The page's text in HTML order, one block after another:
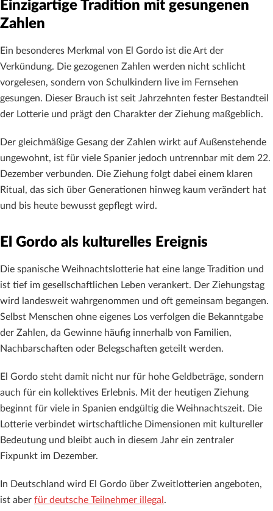
Einzigartige Tradition mit gesungenen
Zahlen
Ein besonderes Merkmal von El Gordo ist die Art der
Verkündung. Die gezogenen Zahlen werden nicht schlicht
vorgelesen, sondern von Schulkindern live im Fernsehen
gesungen. Dieser Brauch ist seit Jahrzehnten fester Bestandteil
der Lotterie und prägt den Charakter der Ziehung maßgeblich.
Der gleichmäßige Gesang der Zahlen wirkt auf Außenstehende
ungewohnt, ist für viele Spanier jedoch untrennbar mit dem 22.
Dezember verbunden. Die Ziehung folgt dabei einem klaren
Ritual, das sich über Generationen hinweg kaum verändert hat
und bis heute bewusst gepflegt wird.
El Gordo als kulturelles Ereignis
Die spanische Weihnachtslotterie hat eine lange Tradition und
ist tief im gesellschaftlichen Leben verankert. Der Ziehungstag
wird landesweit wahrgenommen und oft gemeinsam begangen.
Selbst Menschen ohne eigenes Los verfolgen die Bekanntgabe
der Zahlen, da Gewinne häufig innerhalb von Familien,
Nachbarschaften oder Belegschaften geteilt werden.
El Gordo steht damit nicht nur für hohe Geldbeträge, sondern
auch für ein kollektives Erlebnis. Mit der heutigen Ziehung
beginnt für viele in Spanien endgültig die Weihnachtszeit. Die
Lotterie verbindet wirtschaftliche Dimensionen mit kultureller
Bedeutung und bleibt auch in diesem Jahr ein zentraler
Fixpunkt im Dezember.
In Deutschland wird El Gordo über Zweitlotterien angeboten,
ist aber für deutsche Teilnehmer illegal .